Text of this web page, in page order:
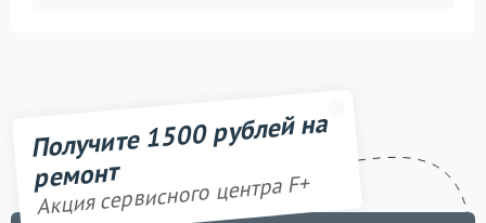
Получите 1500 рублей на
ремонт
Акция сервисного центра F+